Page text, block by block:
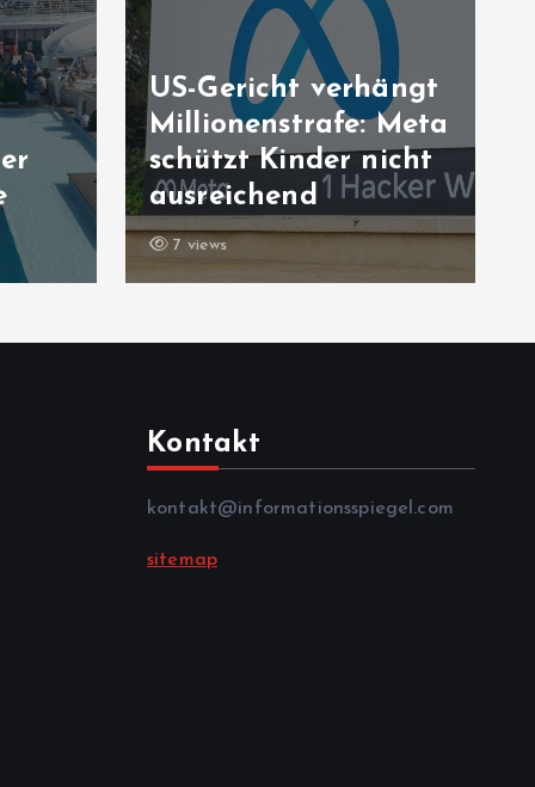
US-Gericht verhängt
Millionenstrafe: Meta
schützt Kinder nicht
ausreichend
7 views
Kontakt
kontakt@informationsspiegel.com
sitemap